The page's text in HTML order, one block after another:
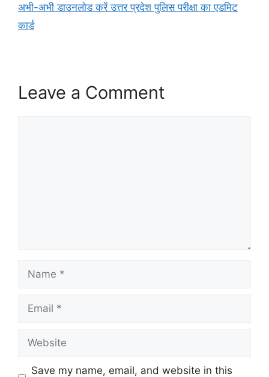
अभी-अभी डाउनलोड करें उत्तर प्रदेश पुलिस परीक्षा का एडमिट
कार्ड
Leave a Comment
Save my name, email, and website in this